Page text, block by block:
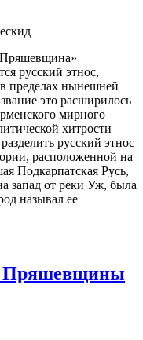
русский этнос,
пределах нынешней
это расширилось
мирного
хитрости
русский этнос
расположенной на
Подкарпатская Русь,
запад от реки Уж, была
называл ее
Пряшевщины